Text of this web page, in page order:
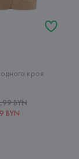
кроя
BYN
BYN